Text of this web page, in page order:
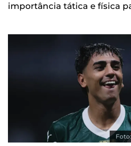
importância tática e física